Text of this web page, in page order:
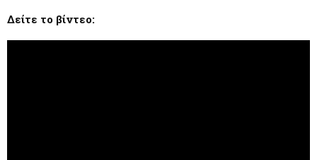
Δείτε το βίντεο: